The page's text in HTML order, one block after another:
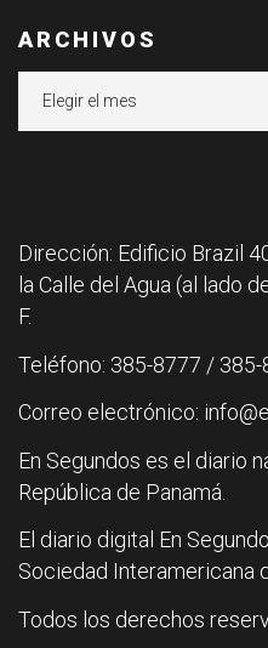
ARCHIVOS
Dirección: Edificio Brazil
la Calle del Agua (al lado
F.
Teléfono: 385-8777 / 385-
Correo electrónico:
En Segundos es el diario
República de Panamá.
El diario digital En
Sociedad Interamericana
Todos los derechos